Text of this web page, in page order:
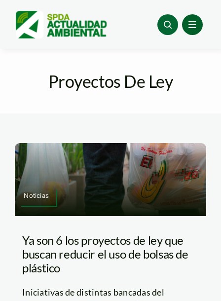
content
Proyectos De Ley
Noticias
Ya son 6 los proyectos de ley que
buscan reducir el uso de bolsas de
plástico
Iniciativas de distintas bancadas del